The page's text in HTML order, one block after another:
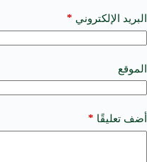
البريد الإلكتروني *
الموقع
أضف تعليقًا *
a
t
i
e
: